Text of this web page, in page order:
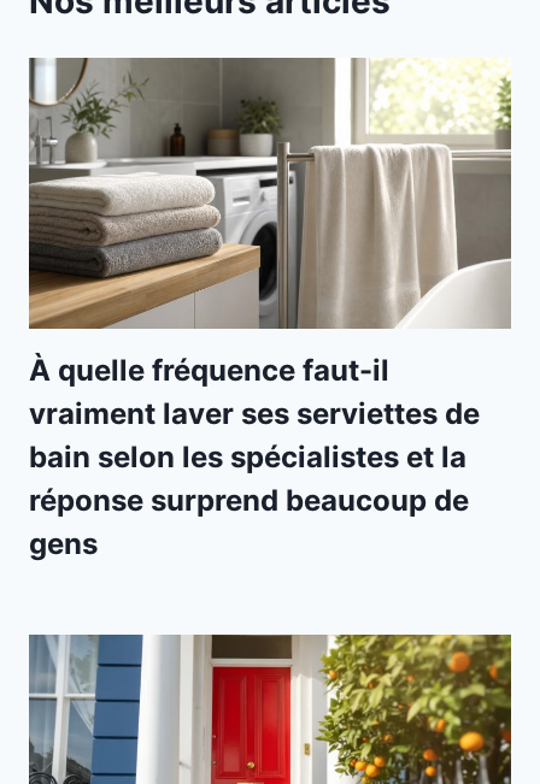
À quelle fréquence faut-il
vraiment laver ses serviettes de
bain selon les spécialistes et la
réponse surprend beaucoup de
gens